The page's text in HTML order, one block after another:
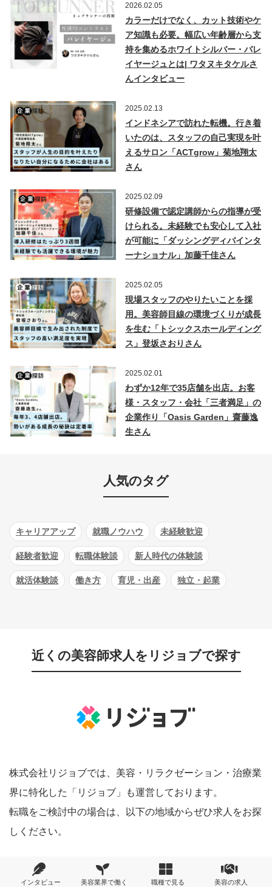
2026.02.05
カラーだけでなく、カット技術やケ
ア知識も必要。幅広い年齢層から支
持を集めるホワイトシルバー・バレ
イヤージュとは| ワタヌキタケルさ
んインタビュー
2025.02.13
インドネシアで訪れた転機。行き着
いたのは、スタッフの自己実現を叶
えるサロン「ACTgrow」菊地翔太
さん
2025.02.09
研修設備で認定講師からの指導が受
けられる。未経験でも安心して入社
が可能に「ダッシングディバインタ
ーナショナル」加藤千佳さん
2025.02.05
現場スタッフのやりたいことを採
用。美容師目線の環境づくりが成長
を生む「トシックスホールディング
ス」登坂さおりさん
2025.02.01
わずか12年で35店舗を出店。お客
様・スタッフ・会社「三者満足」の
企業作り「Oasis Garden」齋藤逸
生さん
人気のタグ
キャリアアップ 就職ノウハウ 未経験歓迎
経験者歓迎 転職体験談 新人時代の体験談
就活体験談 働き方 育児・出産 独立・起業
近くの美容師求人をリジョブで探す
株式会社リジョブでは、美容・リラクゼーション・治療業
界に特化した「リジョブ」も運営しております。
転職をご検討中の場合は、以下の地域からぜひ求人をお探
しください。
インタビュー 美容業界で働く 職種で見る 美容の求人